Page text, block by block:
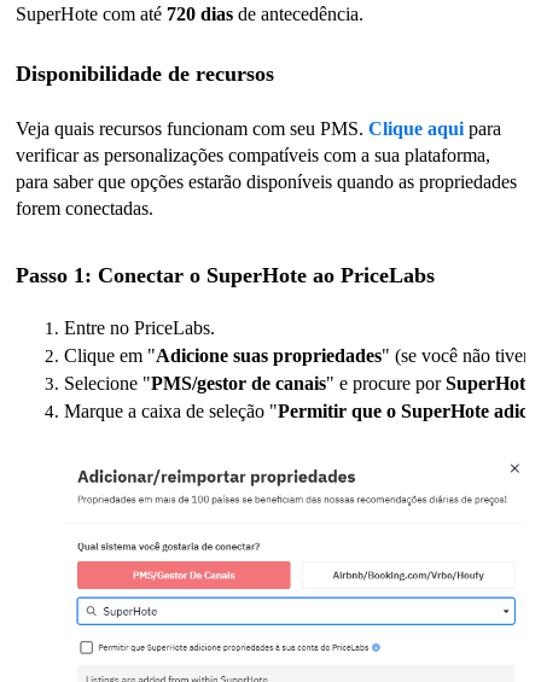
SuperHote com até 720 diasde antecedência.
Disponibilidade de recursos
Veja quais recursos funcionam com seu PMS. Clique aquipara
verificar as personalizações compatíveis com a sua plataforma,
para saber que opções estarão disponíveis quando as propriedades
forem conectadas.
Passo 1: Conectar o SuperHote ao PriceLabs
Entre no PriceLabs.
Clique em "Adicione suas propriedades" (se você não tiver
Selecione "PMS/gestor de canais" e procure por SuperHote
Marque a caixa de seleção "Permitir que o SuperHote